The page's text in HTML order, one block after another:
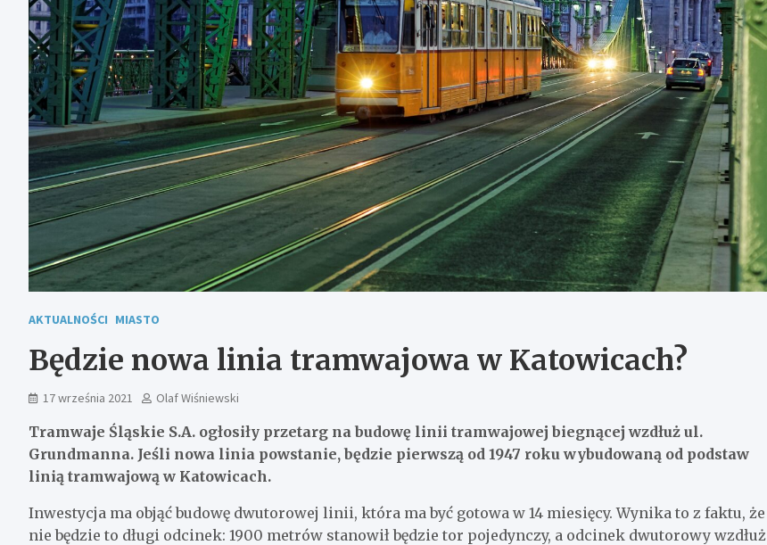
AKTUALNOŚCI MIASTO
Będzie nowa linia tramwajowa w Katowicach?
17 września 2021 Olaf Wiśniewski
Tramwaje Śląskie S.A. ogłosiły przetarg na budowę linii tramwajowej biegnącej wzdłuż ul.
Grundmanna. Jeśli nowa linia powstanie, będzie pierwszą od 1947 roku wybudowaną od podstaw
linią tramwajową w Katowicach.
Inwestycja ma objąć budowę dwutorowej linii, która ma być gotowa w 14 miesięcy. Wynika to z faktu, że
nie będzie to długi odcinek: 1900 metrów stanowił będzie tor pojedynczy, a odcinek dwutorowy wzdłuż